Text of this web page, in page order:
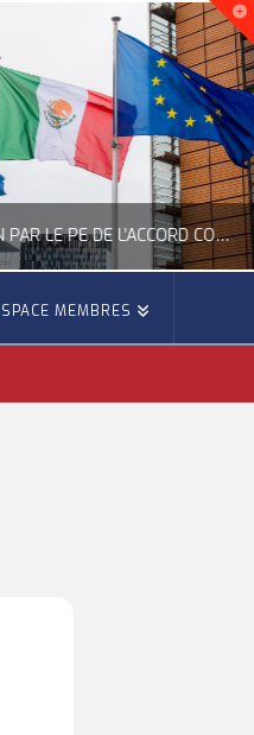
APPROBATION PAR LE PE DE L’ACCORD COMMERCIAL ENTRE L’UE ET LE MEXIQUE
ACTUALITÉ DE L'UNION EUROPÉENNE
MEMBRES